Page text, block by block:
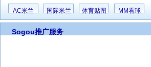
AC米兰 国际米兰 体育贴图 MM看球
Sogou推广服务